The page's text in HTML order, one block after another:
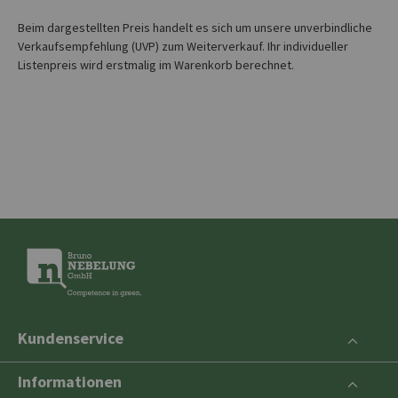
Beim dargestellten Preis handelt es sich um unsere unverbindliche
Verkaufsempfehlung (UVP) zum Weiterverkauf. Ihr individueller
Listenpreis wird erstmalig im Warenkorb berechnet.
Kundenservice
Informationen